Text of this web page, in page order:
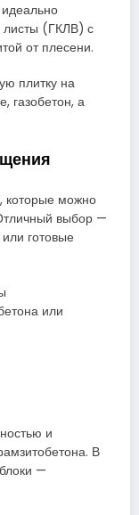
листы (ГКЛВ) с
от плесени.
плитку на
газобетон, а
которые можно
выбор —
готовые
или
и
В
—